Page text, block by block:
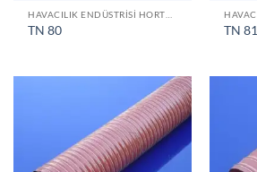
HAVACILIK ENDÜSTRISI HORTUMLARI
TN 80 TN 81